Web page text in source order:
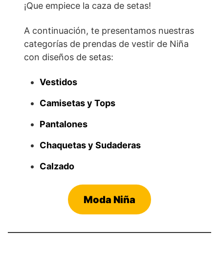
¡Que empiece la caza de setas!
A continuación, te presentamos nuestras
categorías de prendas de vestir de Niña
con diseños de setas:
Vestidos
Camisetas y Tops
Pantalones
Chaquetas y Sudaderas
Calzado
Moda Niña